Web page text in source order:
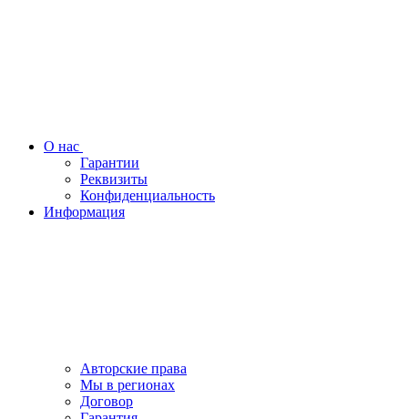
О нас
Гарантии
Реквизиты
Конфиденциальность
Информация
Авторские права
Мы в регионах
Договор